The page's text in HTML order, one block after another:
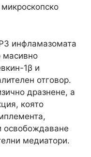
инфламазомата
масивно
1β и
отговор.
дразнене, а
която
освобождаване
медиатори.